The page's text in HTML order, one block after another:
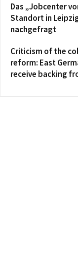
Das „Jobcenter
Standort in
nachgefragt
Criticism of the
reform: East
receive backing